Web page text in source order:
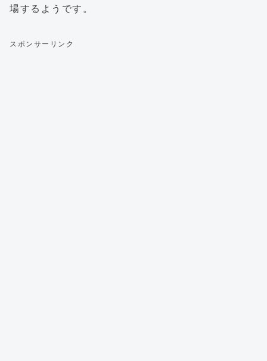
場するようです。
スポンサーリンク